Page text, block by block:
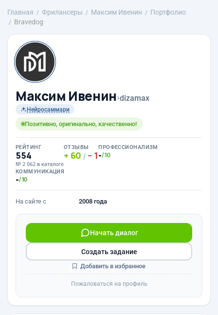
Главная Фрилансеры Максим Ивенин
Портфолио
Bravedog
Максим Ивенин›dizamax
Нейросаммари
Позитивно, оригинально, качественно!
РЕЙТИНГ
554
№ 2 062 в каталоге
ОТЗЫВЫ
60 / 1
ПРОФЕССИОНАЛИЗМ
-/10
КОММУНИКАЦИЯ
-/10
На сайте с 2008 года
Начать диалог
Создать задание
Добавить в избранное
Пожаловаться на профиль